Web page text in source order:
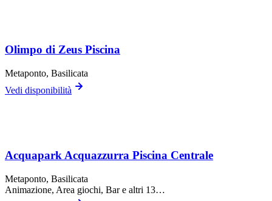
Olimpo di Zeus Piscina
Metaponto, Basilicata
Vedi disponibilità
Acquapark Acquazzurra Piscina Centrale
Metaponto, Basilicata
Animazione, Area giochi, Bare altri 13…